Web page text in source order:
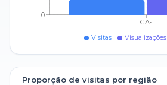
GA-
0
Visitas Visualizações
Proporção de visitas por região